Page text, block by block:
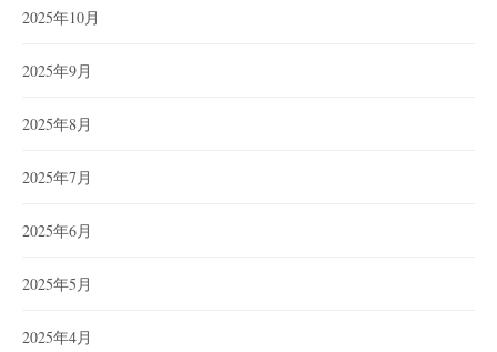
2025年10月
2025年9月
2025年8月
2025年7月
2025年6月
2025年5月
2025年4月